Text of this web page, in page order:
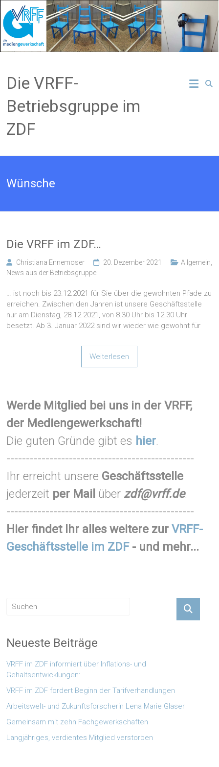
Inhalt
springen
Die VRFF-
Betriebsgruppe im
ZDF
Wünsche
Die VRFF im ZDF…
Christiana Ennemoser 20. Dezember 2021 Allgemein
News aus der Betriebsgruppe
… ist noch bis 23.12.2021 für Sie über die gewohnten Pfade zu
erreichen. Zwischen den Jahren ist unsere Geschäftsstelle
nur am Dienstag, 28.12.2021, von 8.30 Uhr bis 12.30 Uhr
besetzt. Ab 3. Januar 2022 sind wir wieder wie gewohnt für
Weiterlesen
Werde Mitglied bei uns in der VRFF,
der Mediengewerkschaft!
Die guten Gründe gibt es hier.
------------------------------------------------
Ihr erreicht unsere Geschäftsstelle
jederzeit per Mail über zdf@vrff.de.
------------------------------------------------
Hier findet Ihr alles weitere zurVRFF-
Geschäftsstelle im ZDF- und mehr...
Neueste Beiträge
VRFF im ZDF informiert über Inflations- und
Gehaltsentwicklungen:
VRFF im ZDF fordert Beginn der Tarifverhandlungen
Arbeitswelt- und Zukunftsforscherin Lena Marie Glaser
Gemeinsam mit zehn Fachgewerkschaften
Langjähriges, verdientes Mitglied verstorben